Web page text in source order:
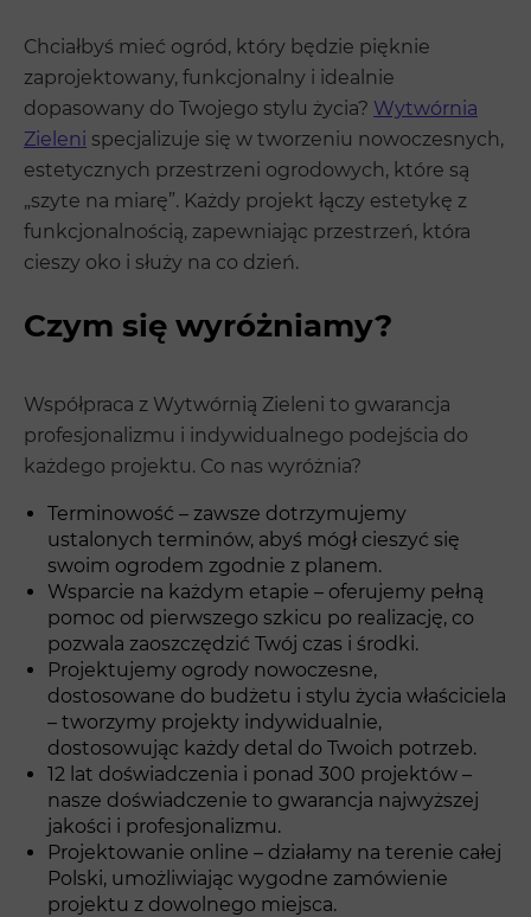
Chciałbyś mieć ogród, który będzie pięknie
zaprojektowany, funkcjonalny i idealnie
dopasowany do Twojego stylu życia? Wytwórnia
Zieleni specjalizuje się w tworzeniu nowoczesnych,
estetycznych przestrzeni ogrodowych, które są
„szyte na miarę”. Każdy projekt łączy estetykę z
funkcjonalnością, zapewniając przestrzeń, która
cieszy oko i służy na co dzień.
Czym się wyróżniamy?
Współpraca z Wytwórnią Zieleni to gwarancja
profesjonalizmu i indywidualnego podejścia do
każdego projektu. Co nas wyróżnia?
Terminowość – zawsze dotrzymujemy
ustalonych terminów, abyś mógł cieszyć się
swoim ogrodem zgodnie z planem.
Wsparcie na każdym etapie – oferujemy pełną
pomoc od pierwszego szkicu po realizację, co
pozwala zaoszczędzić Twój czas i środki.
Projektujemy ogrody nowoczesne,
dostosowane do budżetu i stylu życia właściciela
– tworzymy projekty indywidualnie,
dostosowując każdy detal do Twoich potrzeb.
12 lat doświadczenia i ponad 300 projektów –
nasze doświadczenie to gwarancja najwyższej
jakości i profesjonalizmu.
Projektowanie online – działamy na terenie całej
Polski, umożliwiając wygodne zamówienie
projektu z dowolnego miejsca.